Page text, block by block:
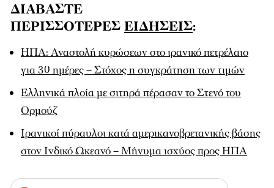
ΔΙΑΒΑΣΤΕ
ΠΕΡΙΣΣΟΤΕΡΕΣ ΕΙΔΗΣΕΙΣ:
ΗΠΑ: Αναστολή κυρώσεων στο ιρανικό πετρέλαιο
για 30 ημέρες – Στόχος η συγκράτηση των τιμών
Ελληνικά πλοία με σιτηρά πέρασαν το Στενό του
Ορμούζ
Ιρανικοί πύραυλοι κατά αμερικανοβρετανικής βάσης
στον Ινδικό Ωκεανό – Μήνυμα ισχύος προς ΗΠΑ